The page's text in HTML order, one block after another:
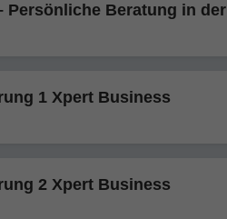
Persönliche Beratung in der
1 Xpert Business
2 Xpert Business